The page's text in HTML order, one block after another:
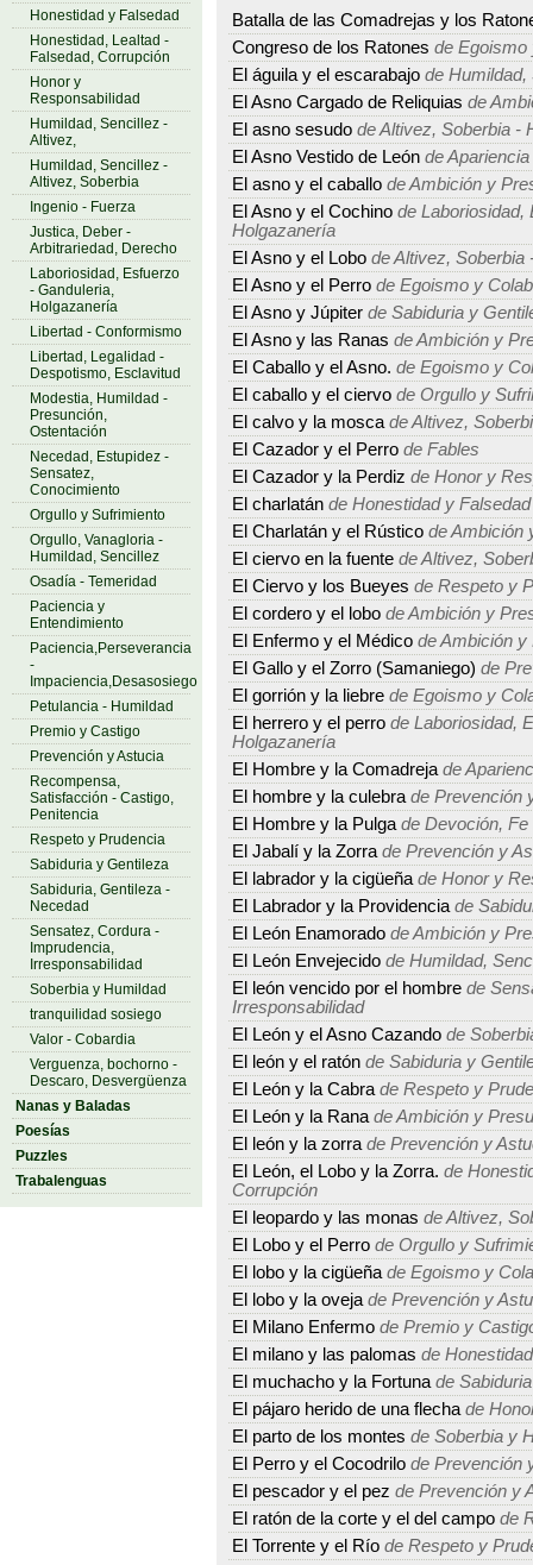
Honestidad y Falsedad
Honestidad, Lealtad -
Falsedad, Corrupción
Honor y
Responsabilidad
Humildad, Sencillez -
Altivez,
Humildad, Sencillez -
Altivez, Soberbia
Ingenio - Fuerza
Justica, Deber -
Arbitrariedad, Derecho
Laboriosidad, Esfuerzo
- Ganduleria,
Holgazanería
Libertad - Conformismo
Libertad, Legalidad -
Despotismo, Esclavitud
Modestia, Humildad -
Presunción,
Ostentación
Necedad, Estupidez -
Sensatez,
Conocimiento
Orgullo y Sufrimiento
Orgullo, Vanagloria -
Humildad, Sencillez
Osadía - Temeridad
Paciencia y
Entendimiento
Paciencia,Perseverancia
-
Impaciencia,Desasosiego
Petulancia - Humildad
Premio y Castigo
Prevención y Astucia
Recompensa,
Satisfacción - Castigo,
Penitencia
Respeto y Prudencia
Sabiduria y Gentileza
Sabiduria, Gentileza -
Necedad
Sensatez, Cordura -
Imprudencia,
Irresponsabilidad
Soberbia y Humildad
tranquilidad sosiego
Valor - Cobardia
Verguenza, bochorno -
Descaro, Desvergüenza
Nanas y Baladas
Poesías
Puzzles
Trabalenguas
Batalla de las Comadrejas y los
Congreso de los Ratones de Egoismo
El águila y el escarabajo de Humildad,
El Asno Cargado de Reliquias de
El asno sesudo de Altivez, Soberbia -
El Asno Vestido de León de
El asno y el caballo de Ambición y
El Asno y el Cochino de Laboriosidad,
Holgazanería
El Asno y el Lobo de Altivez, Soberbia
El Asno y el Perro de Egoismo y
El Asno y Júpiter de Sabiduria y
El Asno y las Ranas de Ambición y
El Caballo y el Asno. de Egoismo y
El caballo y el ciervo de Orgullo y
El calvo y la mosca de Altivez,
El Cazador y el Perro de Fables
El Cazador y la Perdiz de Honor y
El charlatán de Honestidad y Falsedad
El Charlatán y el Rústico de Ambición
El ciervo en la fuente de Altivez,
El Ciervo y los Bueyes de Respeto y
El cordero y el lobo de Ambición y
El Enfermo y el Médico de Ambición y
El Gallo y el Zorro (Samaniego) de
El gorrión y la liebre de Egoismo y
El herrero y el perro de Laboriosidad,
Holgazanería
El Hombre y la Comadreja de
El hombre y la culebra de Prevención
El Hombre y la Pulga de Devoción,
El Jabalí y la Zorra de Prevención y
El labrador y la cigüeña de Honor y
El Labrador y la Providencia de
El León Enamorado de Ambición y
El León Envejecido de Humildad,
El león vencido por el hombre de
Irresponsabilidad
El León y el Asno Cazando de
El león y el ratón de Sabiduria y
El León y la Cabra de Respeto y
El León y la Rana de Ambición y
El león y la zorra de Prevención y
El León, el Lobo y la Zorra. de
Corrupción
El leopardo y las monas de Altivez,
El Lobo y el Perro de Orgullo y
El lobo y la cigüeña de Egoismo y
El lobo y la oveja de Prevención y
El Milano Enfermo de Premio y
El milano y las palomas de
El muchacho y la Fortuna de
El pájaro herido de una flecha de
El parto de los montes de Soberbia y
El Perro y el Cocodrilo de Prevención
El pescador y el pez de Prevención y
El ratón de la corte y el del campo de
El Torrente y el Río de Respeto y